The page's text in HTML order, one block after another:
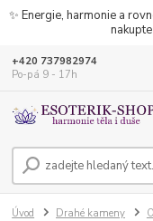
✨ Energie, harmonie a
+420 737982974
Po-pá 9 - 17h
Úvod Drahé kameny